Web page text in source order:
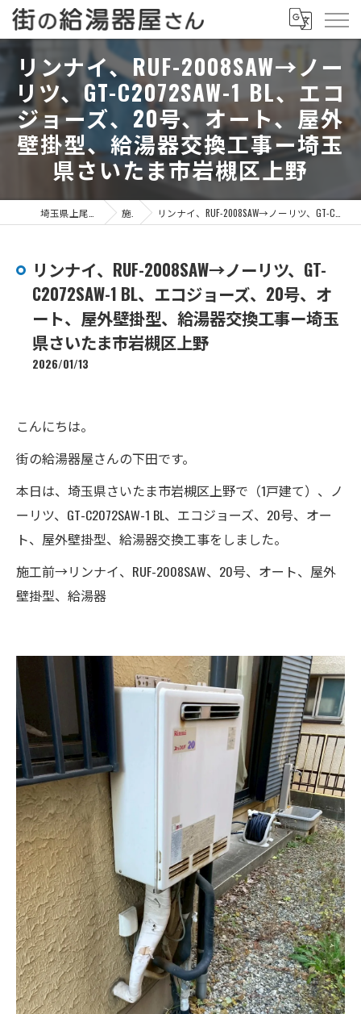
リンナイ、RUF-2008SAW→ノー
リツ、GT-C2072SAW-1 BL、エコ
ジョーズ、20号、オート、屋外
壁掛型、給湯器交換工事ー埼玉
県さいたま市岩槻区上野
施工事例 リンナイ、RUF-2008SAW→ノーリツ、GT-C2072SAW-1 BL、エコジョーズ、20号、オート、屋外壁掛型、給湯器交換工事ー埼玉県さいたま市岩槻区上野
リンナイ、RUF-2008SAW→ノーリツ、GT-
C2072SAW-1 BL、エコジョーズ、20号、オ
ート、屋外壁掛型、給湯器交換工事ー埼玉
県さいたま市岩槻区上野
2026/01/13
こんにちは。
街の給湯器屋さんの下田です。
本日は、埼玉県さいたま市岩槻区上野で（1戸建て）、ノ
ーリツ、GT-C2072SAW-1 BL、エコジョーズ、20号、オー
ト、屋外壁掛型、給湯器交換工事をしました。
施工前→リンナイ、RUF-2008SAW、20号、オート、屋外
壁掛型、給湯器